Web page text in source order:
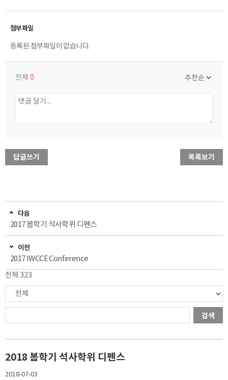
등록된 첨부파일이 없습니다.
전체 0
답글쓰기 목록보기
다음
2017 봄학기 석사학위 디펜스
이전
2017 IWCCE Conference
전체 323
검색
2018 봄학기 석사학위 디펜스
2018-07-03